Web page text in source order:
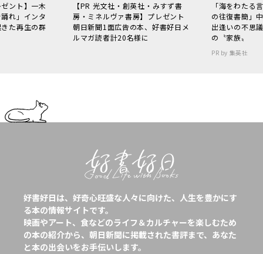
ント】一木
れ」インタ
た再生の群
【PR 光文社・創英社・みすず書
房・ミネルヴァ書房】プレゼント
朝日新聞1面広告の本、好書好日メ
ルマガ読者計20名様に
「海をわた
の往復書簡」
出逢いの不思
の〝家族〟
PR by 集英社
好書好日は、好奇心旺盛な人々に向けた、人生を豊かにす
る本の情報サイトです。
映画やアート、食などのライフ＆カルチャーを楽しむため
の本の紹介から、朝日新聞に掲載された書評まで、あなた
と本の出会いをお手伝いします。